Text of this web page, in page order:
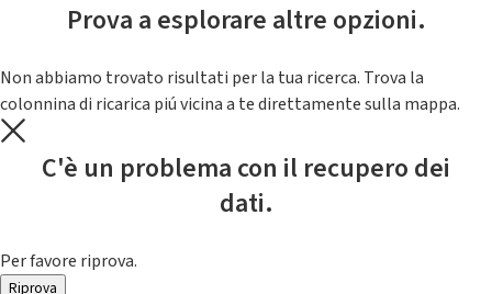
Prova a esplorare altre opzioni.
Non abbiamo trovato risultati per la tua ricerca. Trova la
colonnina di ricarica piú vicina a te direttamente sulla mappa.
C'è un problema con il recupero dei
dati.
Per favore riprova.
Riprova